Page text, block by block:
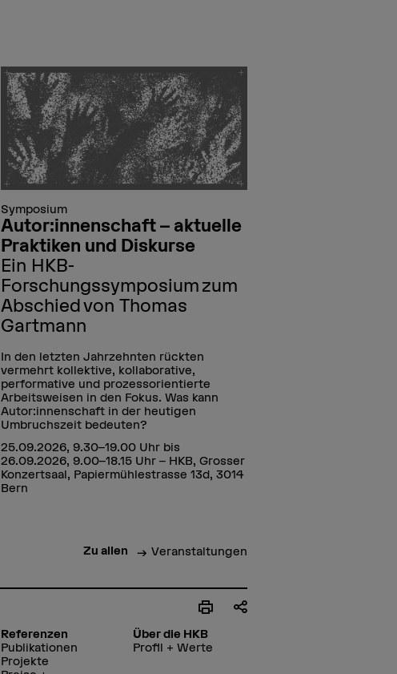
Symposium
Autor:innenschaft – aktuelle
Praktiken und Diskurse
Ein HKB-
Forschungssymposium zum
Abschied von Thomas
Gartmann
In den letzten Jahrzehnten rückten
vermehrt kollektive, kollaborative,
performative und prozessorientierte
Arbeitsweisen in den Fokus. Was kann
Autor:innenschaft in der heutigen
Umbruchszeit bedeuten?
25.09.2026, 9.30–19.00 Uhr bis
26.09.2026, 9.00–18.15 Uhr – HKB, Grosser
Konzertsaal, Papiermühlestrasse 13d, 3014
Bern
Zu allen Veranstaltungen
Referenzen
Publikationen
Projekte
Über die HKB
Profil + Werte